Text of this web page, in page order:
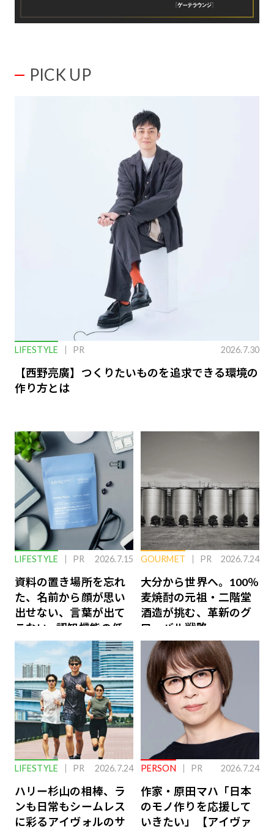
PICK UP
LIFESTYLE PR 2026.7.30
【西野亮廣】つくりたいものを追求できる環境の
作り方とは
LIFESTYLE PR 2026.7.15
資料の置き場所を忘れ
た、名前から顔が思い
出せない、言葉が出て
こない…認知機能の低
下を救う、脳のインナ
ーケアとは
GOURMET PR 2026.7.24
大分から世界へ。100％
麦焼酎の元祖・二階堂
酒造が挑む、革新のグ
ローバル戦略
LIFESTYLE PR 2026.7.24
ハリー杉山の相棒、ラ
ンも日常もシームレス
に彩るアイヴォルのサ
PERSON PR 2026.7.24
作家・原田マハ「日本
のモノ作りを応援して
いきたい」【アイヴァ